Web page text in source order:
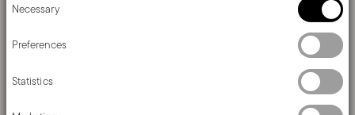
Collect information about your geographical location
Identify your device by actively scanning it for specific
characteristics (fingerprinting)
Find out more about how your personal data is processed and set
your preferences in the
We use cookies to personalise content and ads, to provide social
Selection
Necessary
Preferences
Statistics
Session